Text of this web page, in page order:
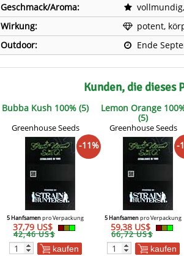
Geschmack/Aroma:
Wirkung:
potent,
Outdoor:
Ende
Kunden, die
Bubba Kush 100% (5)
Greenhouse Seeds
-11%
5 Hanfsamenpro Verpackung
37,79 US$
42,46 US$
kaufen
Lemon Orange
(5)
Greenhouse Seeds
-
5 Hanfsamenpro Verpackung
59,38 US$
66,72 US$
kaufen